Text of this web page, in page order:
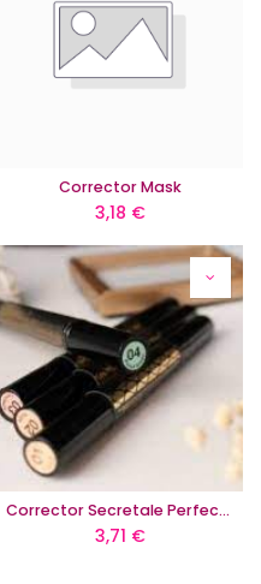
Corrector Mask
3,18 €
Corrector Secretale Perfect Cover
3,71 €